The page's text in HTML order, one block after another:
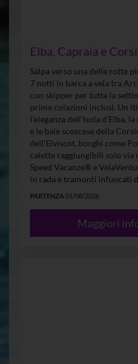
Elba, Capraia e
Salpa verso una delle rotte
7 notti in barca a vela tra
con skipper per tutta la
prime colazioni inclusi. Un
l’eleganza dell’Isola d’Elba,
e le baie scoscese della
dell’Elviscot, borghi come
calette raggiungibili solo via
Speed Vacanze® e
in rada e tramonti infuocati
PARTENZA 01/08/2026
Maggiori